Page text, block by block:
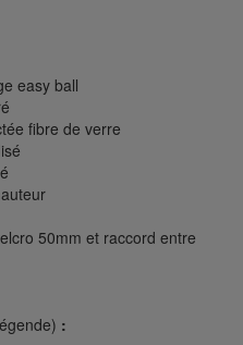
easy ball
fibre de verre
50mm et raccord entre
: